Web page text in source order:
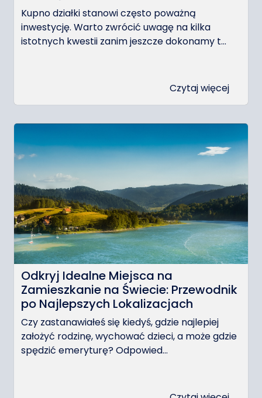
Kupno działki stanowi często poważną
inwestycję. Warto zwrócić uwagę na kilka
istotnych kwestii zanim jeszcze dokonamy t...
Czytaj więcej
Odkryj Idealne Miejsca na
Zamieszkanie na Świecie: Przewodnik
po Najlepszych Lokalizacjach
Czy zastanawiałeś się kiedyś, gdzie najlepiej
założyć rodzinę, wychować dzieci, a może gdzie
spędzić emeryturę? Odpowied...